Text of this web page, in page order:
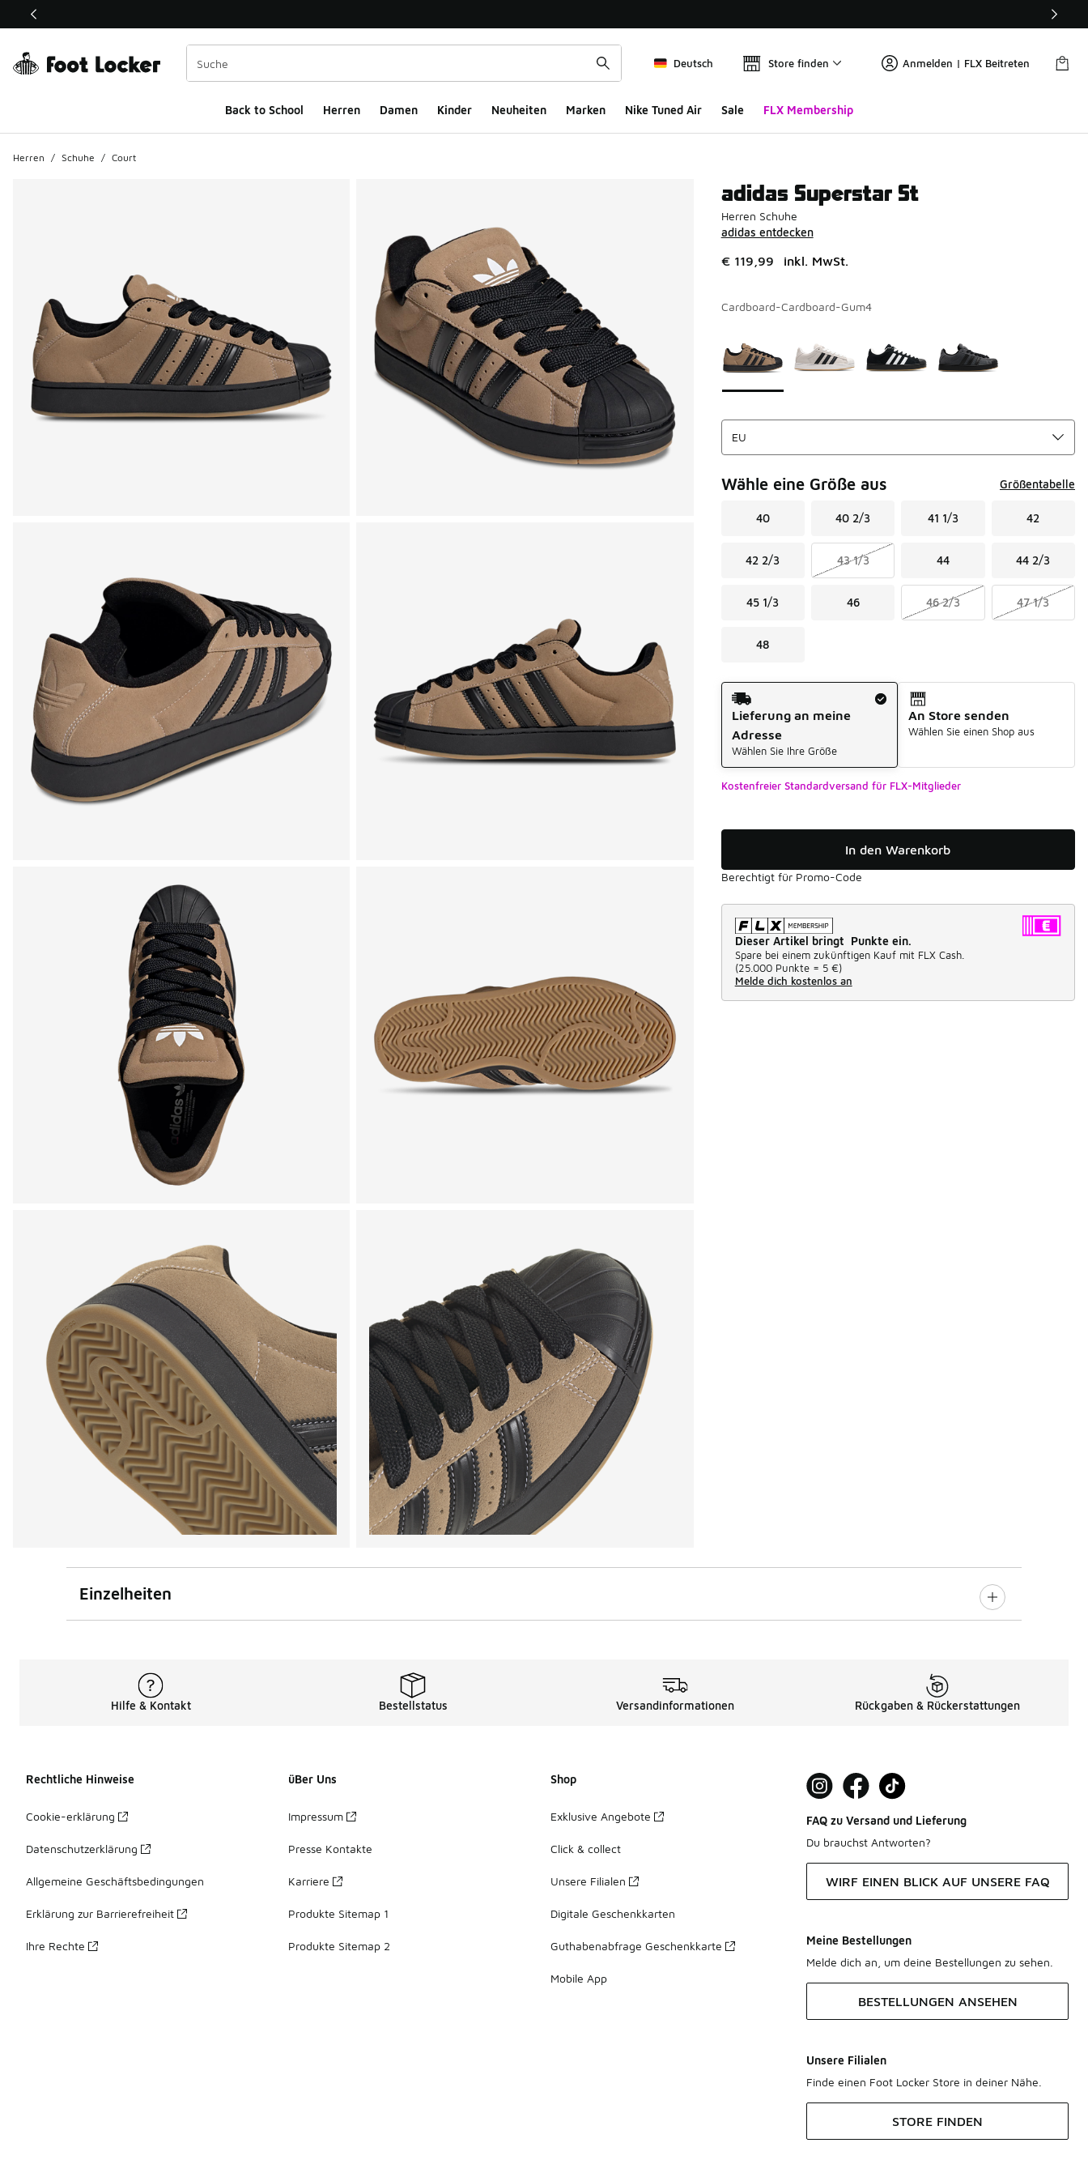
Dieser Link öffnet sich in einem neuen Fenster
Deutsch Store finden Anmelden | FLX Beitreten
Back to School Herren Damen Kinder Neuheiten Marken Nike Tuned Air Sale FLX Membership
Herren / Schuhe / Court
adidas Superstar St
Herren Schuhe
adidas entdecken
€ 119,99 inkl. MwSt.
Cardboard-Cardboard-Gum4
Wähle eine Größe aus Größentabelle
40 40 2/3 41 1/3 42
42 2/3 43 1/3 44 44 2/3
45 1/3 46 46 2/3 47 1/3
48
Versandart
Lieferung an meine
Adresse
Wählen Sie Ihre Größe
An Store senden
Wählen Sie einen Shop aus
Kostenfreier Standardversand für FLX-Mitglieder
In den Warenkorb
Berechtigt für Promo-Code
Dieser Artikel bringt Punkte ein.
Spare bei einem zukünftigen Kauf mit FLX Cash.
(25.000 Punkte = 5 €)
Melde dich kostenlos an
Einzelheiten
Hilfe & Kontakt Bestellstatus Versandinformationen Rückgaben & Rückerstattungen
Rechtliche Hinweise
Cookie-erklärung
Datenschutzerklärung
Allgemeine Geschäftsbedingungen
Erklärung zur Barrierefreiheit
Ihre Rechte
üBer Uns
Impressum
Presse Kontakte
Karriere
Produkte Sitemap 1
Produkte Sitemap 2
Shop
Exklusive Angebote
Click & collect
Unsere Filialen
Digitale Geschenkkarten
Guthabenabfrage Geschenkkarte
Mobile App
FAQ zu Versand und Lieferung
Du brauchst Antworten?
WIRF EINEN BLICK AUF UNSERE FAQ
Meine Bestellungen
Melde dich an, um deine Bestellungen zu sehen.
BESTELLUNGEN ANSEHEN
Unsere Filialen
Finde einen Foot Locker Store in deiner Nähe.
STORE FINDEN